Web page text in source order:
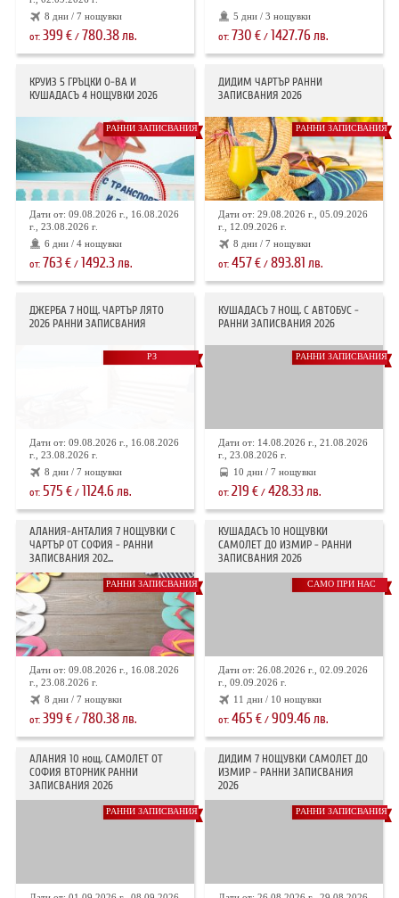
8 дни / 7 нощувки
от: 399 €/ 780.38лв.
5 дни / 3 нощувки
от: 730 € / 1427.76лв.
КРУИЗ 5 ГРЪЦКИ О-ВА И
КУШАДАСЪ 4 НОЩУВКИ 2026
РАННИ ЗАПИСВАНИЯ
Дати от: 09.08.2026 г., 16.08.2026
г., 23.08.2026 г.
6 дни / 4 нощувки
от: 763€/ 1492.3лв.
ДИДИМ ЧАРТЪР РАННИ
ЗАПИСВАНИЯ 2026
РАННИ ЗАПИСВАНИЯ
Дати от: 29.08.2026 г., 05.09.2026
г., 12.09.2026 г.
8 дни / 7 нощувки
от:457€ /893.81 лв.
ДЖЕРБА 7 НОЩ. ЧАРТЪР ЛЯТО
2026 РАННИ ЗАПИСВАНИЯ
РЗ
Дати от: 09.08.2026 г., 16.08.2026
г., 23.08.2026 г.
8 дни / 7 нощувки
от: 575 €/ 1124.6лв.
КУШАДАСЪ 7 НОЩ. С АВТОБУС -
РАННИ ЗАПИСВАНИЯ 2026
РАННИ ЗАПИСВАНИЯ
Дати от: 14.08.2026 г., 21.08.2026
г., 23.08.2026 г.
10 дни / 7 нощувки
от:219 € /428.33лв.
АЛАНИЯ-АНТАЛИЯ 7 НОЩУВКИ С
ЧАРТЪР ОТ СОФИЯ - РАННИ
ЗАПИСВАНИЯ 202...
РАННИ ЗАПИСВАНИЯ
Дати от: 09.08.2026 г., 16.08.2026
г., 23.08.2026 г.
8 дни / 7 нощувки
от: 399 €/ 780.38лв.
КУШАДАСЪ 10 НОЩУВКИ
САМОЛЕТ ДО ИЗМИР - РАННИ
ЗАПИСВАНИЯ 2026
САМО ПРИ НАС
Дати от: 26.08.2026 г., 02.09.2026
г., 09.09.2026 г.
11 дни / 10 нощувки
от:465 € /909.46лв.
АЛАНИЯ 10 нощ. САМОЛЕТ ОТ
СОФИЯ ВТОРНИК РАННИ
ЗАПИСВАНИЯ 2026
РАННИ ЗАПИСВАНИЯ
ДИДИМ 7 НОЩУВКИ САМОЛЕТ ДО
ИЗМИР - РАННИ ЗАПИСВАНИЯ
2026
РАННИ ЗАПИСВАНИЯ